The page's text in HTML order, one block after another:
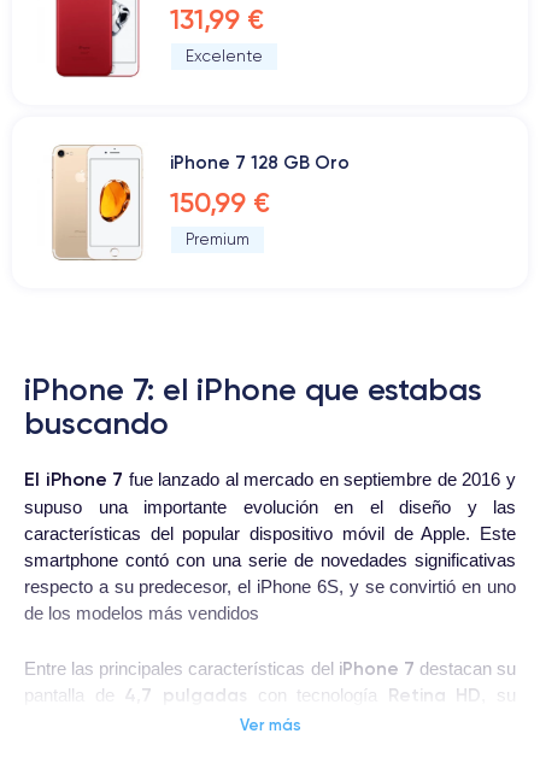
131,99 €
Excelente
iPhone 7 128 GB Oro
150,99 €
Premium
iPhone 7: el iPhone que estabas
buscando
El iPhone 7 fue lanzado al mercado en septiembre de 2016 y
supuso una importante evolución en el diseño y las
características del popular dispositivo móvil de Apple. Este
smartphone contó con una serie de novedades significativas
respecto a su predecesor, el iPhone 6S, y se convirtió en uno
de los modelos más vendidos
Entre las principales características del iPhone 7 destacan su
pantalla de
4,7 pulgadas con tecnología Retina HD , su
con arquitectura de
Ver más